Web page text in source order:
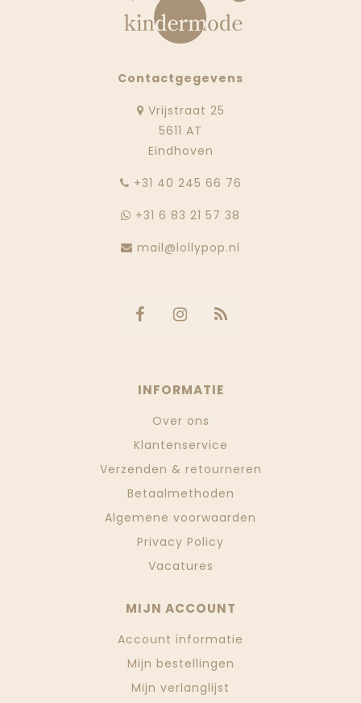
Contactgegevens
Vrijstraat 25
5611 AT
Eindhoven
‭+31 40 245 66 76
+31 6 83 21 57 38
mail@lollypop.nl
INFORMATIE
Over ons
Klantenservice
Verzenden & retourneren
Betaalmethoden
Algemene voorwaarden
Privacy Policy
Vacatures
MIJN ACCOUNT
Account informatie
Mijn bestellingen
Mijn verlanglijst